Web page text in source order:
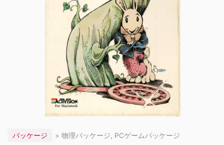
パッケージ > 物理パッケージ, PCゲームパッケージ